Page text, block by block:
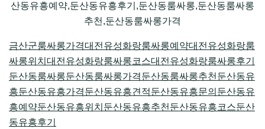
산동유흥예약,둔산동유흥후기,둔산동룸싸롱,둔산동룸싸롱
추천,둔산동룸싸롱가격
금산군룸싸롱가격대전유성화랑룸싸롱예약대전유성화랑룸
싸롱위치 대전유성화랑룸싸롱코스대전유성화랑룸싸롱후기
둔산동룸싸롱둔산동룸싸롱가격둔산동룸싸롱추천 둔산동유
흥둔산동유흥가격둔산동유흥견적둔산동유흥문의 둔산동유
흥예약둔산동유흥위치 둔산동유흥추천 둔산동유흥코스둔산
동유흥후기